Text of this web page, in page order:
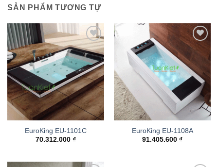
SẢN PHẨM TƯƠNG TỰ
Add to
wishlist
EuroKing EU-1101C
70.312.000 ₫
Add to
EuroKing EU-1108A
91.405.600 ₫